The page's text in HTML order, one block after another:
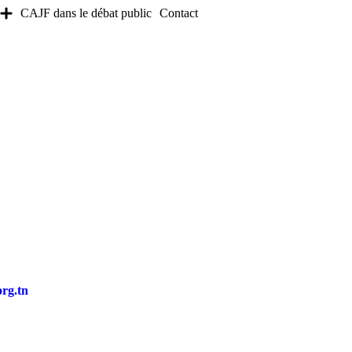
CAJF dans le débat public Contact